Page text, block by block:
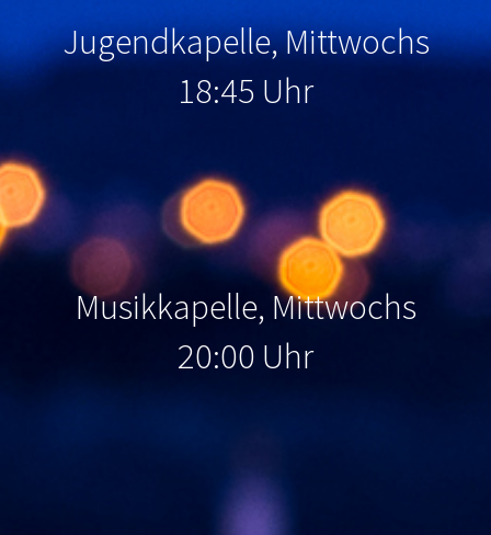
Jugendkapelle, Mittwochs
18:45 Uhr
Musikkapelle, Mittwochs
20:00 Uhr